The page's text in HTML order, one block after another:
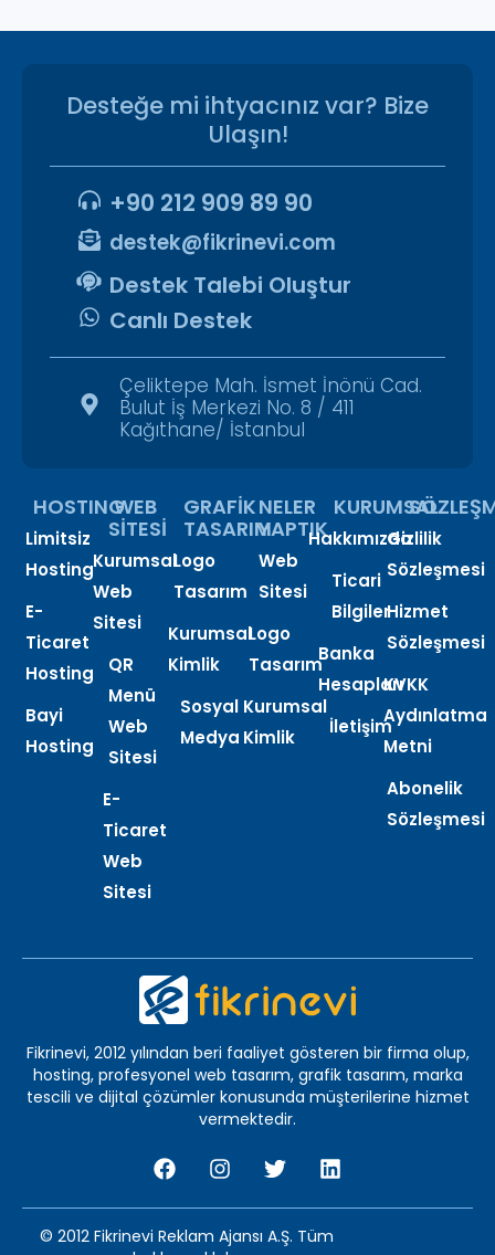
Desteğe mi ihtyacınız var? Bize
Ulaşın!
+90 212 909 89 90
destek@fikrinevi.com
Destek Talebi Oluştur
Canlı Destek
Çeliktepe Mah. İsmet İnönü Cad.
Bulut İş Merkezi No. 8 / 411
Kağıthane/ İstanbul
HOSTING
Limitsiz
Hosting
E-
Ticaret
Hosting
Bayi
Hosting
WEB
SİTESİ
Kurumsal
Web
Sitesi
QR
Menü
Web
Sitesi
E-
Ticaret
Web
Sitesi
GRAFİK
TASARIM
Logo
Tasarım
Kurumsal
Kimlik
Sosyal
Medya
NELER
YAPTIK
Web
Sitesi
Logo
Tasarım
Kurumsal
Kimlik
KURUMSAL
Hakkımızda
Ticari
Bilgiler
Banka
Hesapları
İletişim
Gizlilik
Sözleşmesi
Hizmet
Sözleşmesi
KVKK
Aydınlatma
Metni
Abonelik
Sözleşmesi
Fikrinevi, 2012 yılından beri faaliyet gösteren bir firma olup,
hosting, profesyonel web tasarım, grafik tasarım, marka
tescili ve dijital çözümler konusunda müşterilerine hizmet
vermektedir.
© 2012 Fikrinevi Reklam Ajansı A.Ş. Tüm